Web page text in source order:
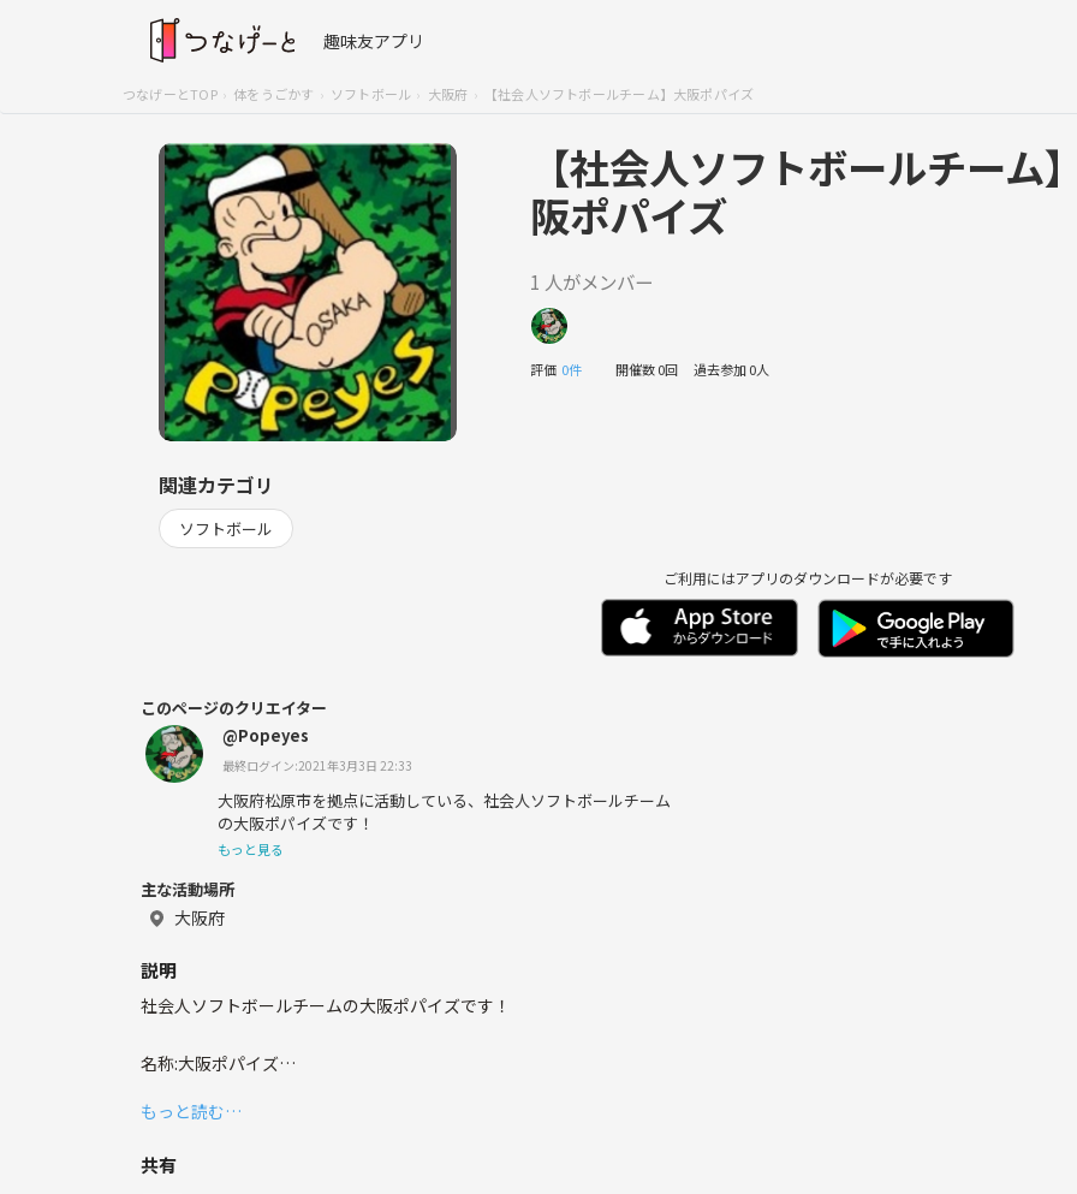
趣味友アプリ
つなげーとTOP 体をうごかす ソフトボール 大阪府 【社会人ソフトボールチーム】大阪ポパイズ
【社会人ソフトボールチーム
阪ポパイズ
1 人がメンバー
評価 0件 開催数 0回 過去参加 0人
関連カテゴリ
ソフトボール
ご利用にはアプリのダウンロードが必要です
このページのクリエイター
@Popeyes
最終ログイン:2021年3月3日 22:33
大阪府松原市を拠点に活動している、社会人ソフトボールチーム
の大阪ポパイズです！
もっと見る
主な活動場所
大阪府
説明
社会人ソフトボールチームの大阪ポパイズです！
名称:大阪ポパイズ
活動日:毎月第２・４日曜日の午後
形態:男女混合
もっと読む…
共有